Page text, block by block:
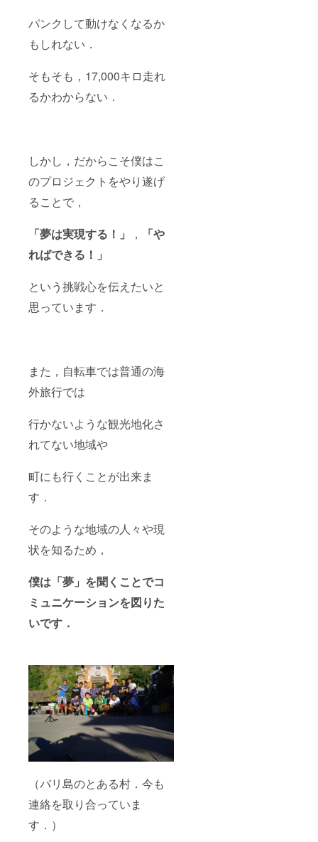
パンクして動けなくなるか
もしれない．
そもそも，17,000キロ走れ
るかわからない．
しかし，だからこそ僕はこ
のプロジェクトをやり遂げ
ることで，
「夢は実現する！」
，
「や
ればできる！」
という挑戦心を伝えたいと
思っています．
また，自転車では普通の海
外旅行では
行かないような観光地化さ
れてない地域や
町にも行くことが出来ま
す．
そのような地域の人々や現
状を知るため，
僕は「夢」を聞くことでコ
ミュニケーションを図りた
いです．
（バリ島のとある村．今も
連絡を取り合っていま
す．）